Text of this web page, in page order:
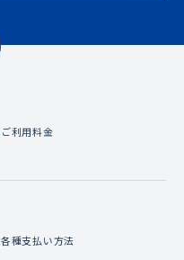
ご利用料金
各種支払い方法